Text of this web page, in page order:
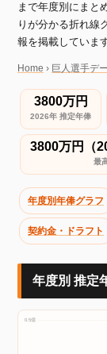
まで年度別にまと
りが分かる折れ線
報を掲載しています
Home › 巨人選手デ
3800万円
2026年 推定年俸
3800万円（
最
年度別年俸グラフ
契約金・ドラフト
年度別 推定
0.5億